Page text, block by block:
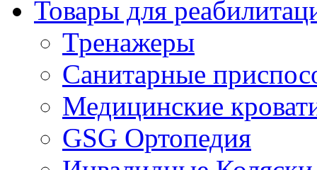
Товары для
Тренажеры
Санитарные
Медицинские
GSG Ортопедия